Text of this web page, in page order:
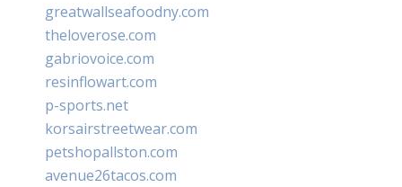
greatwallseafoodny.com
theloverose.com
gabriovoice.com
resinflowart.com
p-sports.net
korsairstreetwear.com
petshopallston.com
avenue26tacos.com